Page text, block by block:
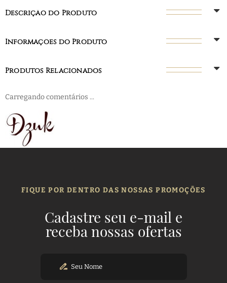
Descrição do Produto
Informações do Produto
Produtos Relacionados
Carregando comentários ...
FIQUE POR DENTRO DAS NOSSAS PROMOÇÕES
Cadastre seu e-mail e
receba nossas ofertas